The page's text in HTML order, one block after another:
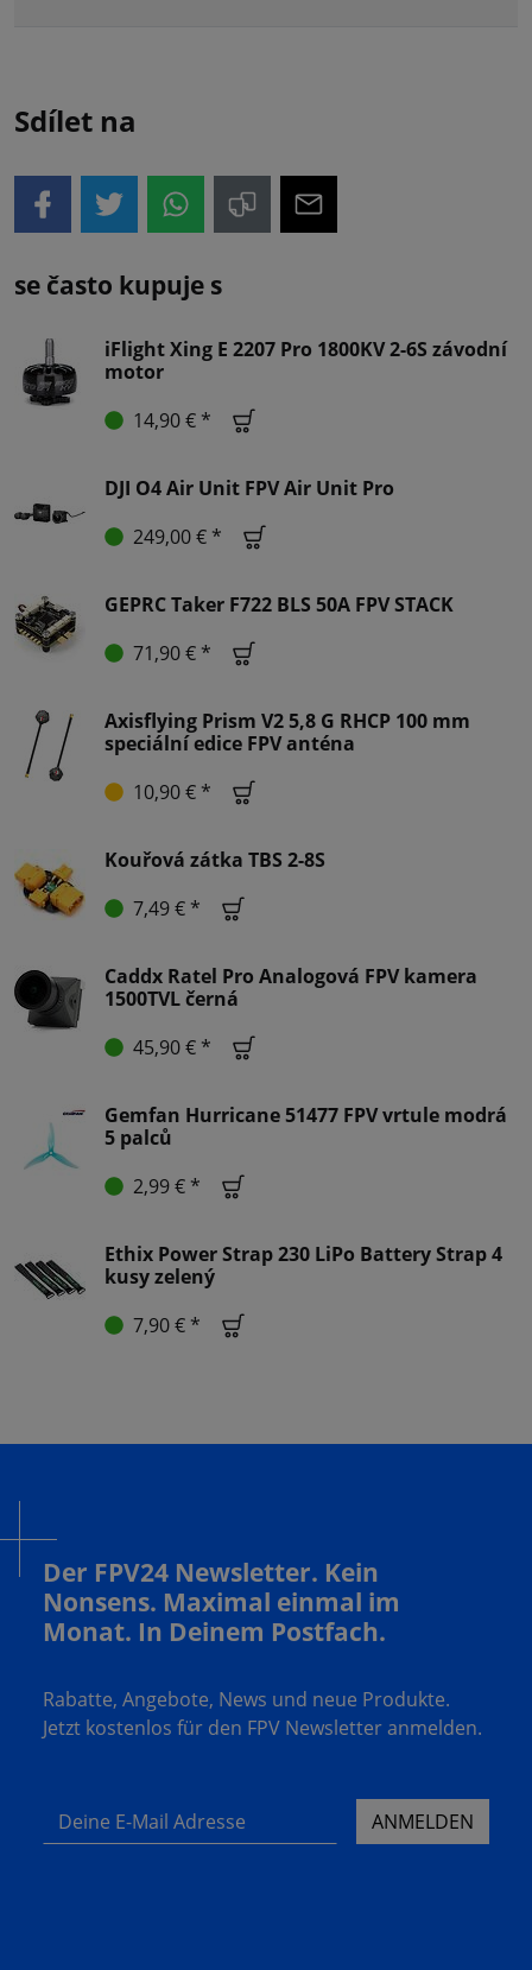
Sdílet na
se často kupuje s
iFlight Xing E 2207 Pro 1800KV 2-6S závodní
motor
14,90 € *
DJI O4 Air Unit FPV Air Unit Pro
249,00 € *
GEPRC Taker F722 BLS 50A FPV STACK
71,90 € *
Axisflying Prism V2 5,8 G RHCP 100 mm
speciální edice FPV anténa
10,90 € *
Kouřová zátka TBS 2-8S
7,49 € *
Caddx Ratel Pro Analogová FPV kamera
1500TVL černá
45,90 € *
Gemfan Hurricane 51477 FPV vrtule modrá
5 palců
2,99 € *
Ethix Power Strap 230 LiPo Battery Strap 4
kusy zelený
7,90 € *
Der FPV24 Newsletter. Kein
Nonsens. Maximal einmal im
Monat. In Deinem Postfach.
Rabatte, Angebote, News und neue Produkte.
Jetzt kostenlos für den FPV Newsletter anmelden.
Deine E-Mail Adresse ANMELDEN